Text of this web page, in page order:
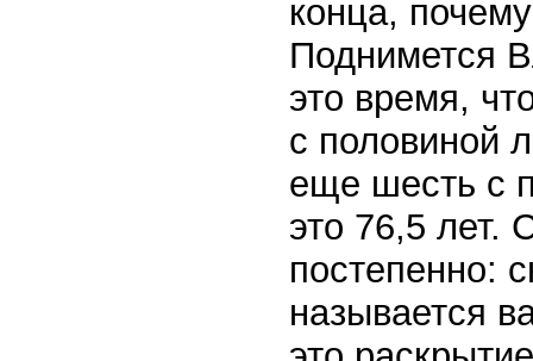
конца,
Поднимется
это время,
с половиной
еще шесть с
это 76,5 лет.
постепенно:
называется